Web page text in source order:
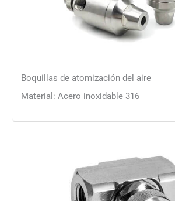
Boquillas de atomización del aire
Material: Acero inoxidable 316